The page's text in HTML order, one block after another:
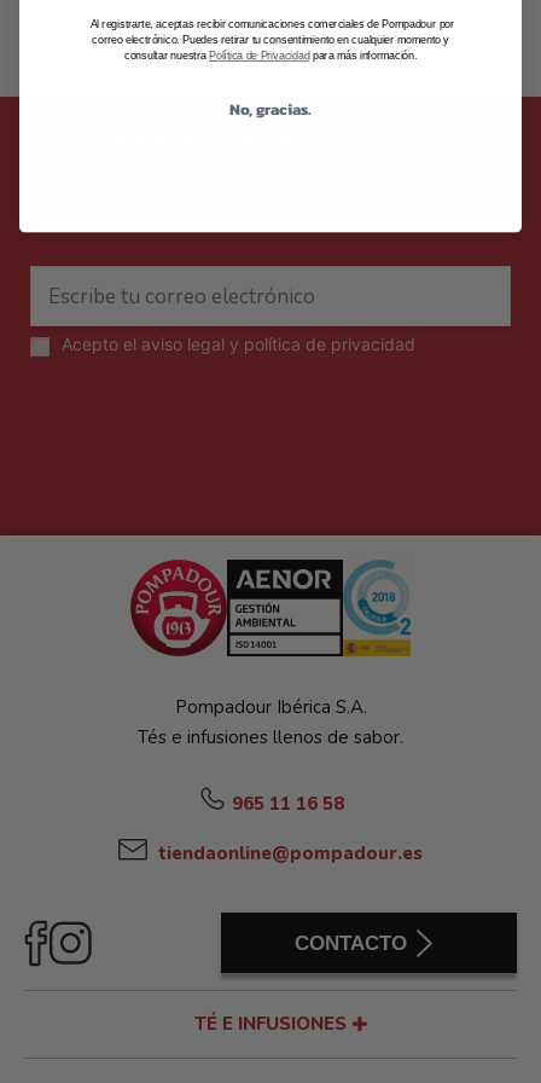
Acepto el aviso legal y política de privacidad
Pompadour Ibérica S.A.
Tés e infusiones llenos de sabor.
965 11 16 58
tiendaonline@pompadour.es
CONTACTO
TÉ E INFUSIONES
Al registrarte, aceptas recibir comunicaciones comerciales de Pompadour por
correo electrónico. Puedes retirar tu consentimiento en cualquier momento y
consultar nuestra Política de Privacidad para más información.
No, gracias.